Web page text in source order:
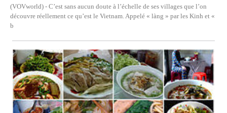
(VOVworld) - C’est sans aucun doute à l’échelle de ses villages que l’on
découvre réellement ce qu’est le Vietnam. Appelé « làng » par les Kinh et «
b